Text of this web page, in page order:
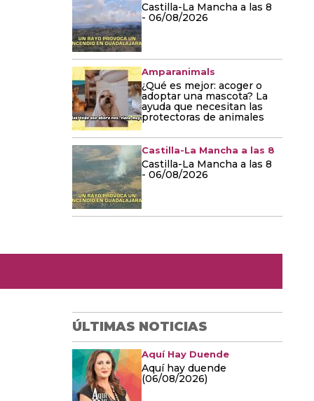
Castilla-La Mancha a las 8
- 06/08/2026
Amparanimals
¿Qué es mejor: acoger o
adoptar una mascota? La
ayuda que necesitan las
protectoras de animales
Castilla-La Mancha a las 8
Castilla-La Mancha a las 8
- 06/08/2026
ÚLTIMAS NOTICIAS
Aquí Hay Duende
Aquí hay duende
(06/08/2026)